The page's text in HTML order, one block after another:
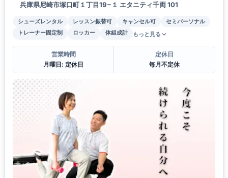
兵庫県尼崎市塚口町１丁目19−１ エタニティ千両 101
シューズレンタル レッスン振替可 キャンセル可
セミパーソナル
トレーナー固定制
ロッカー 体組成計 もっと見る
営業時間
月曜日: 定休日
定休日
毎月不定休